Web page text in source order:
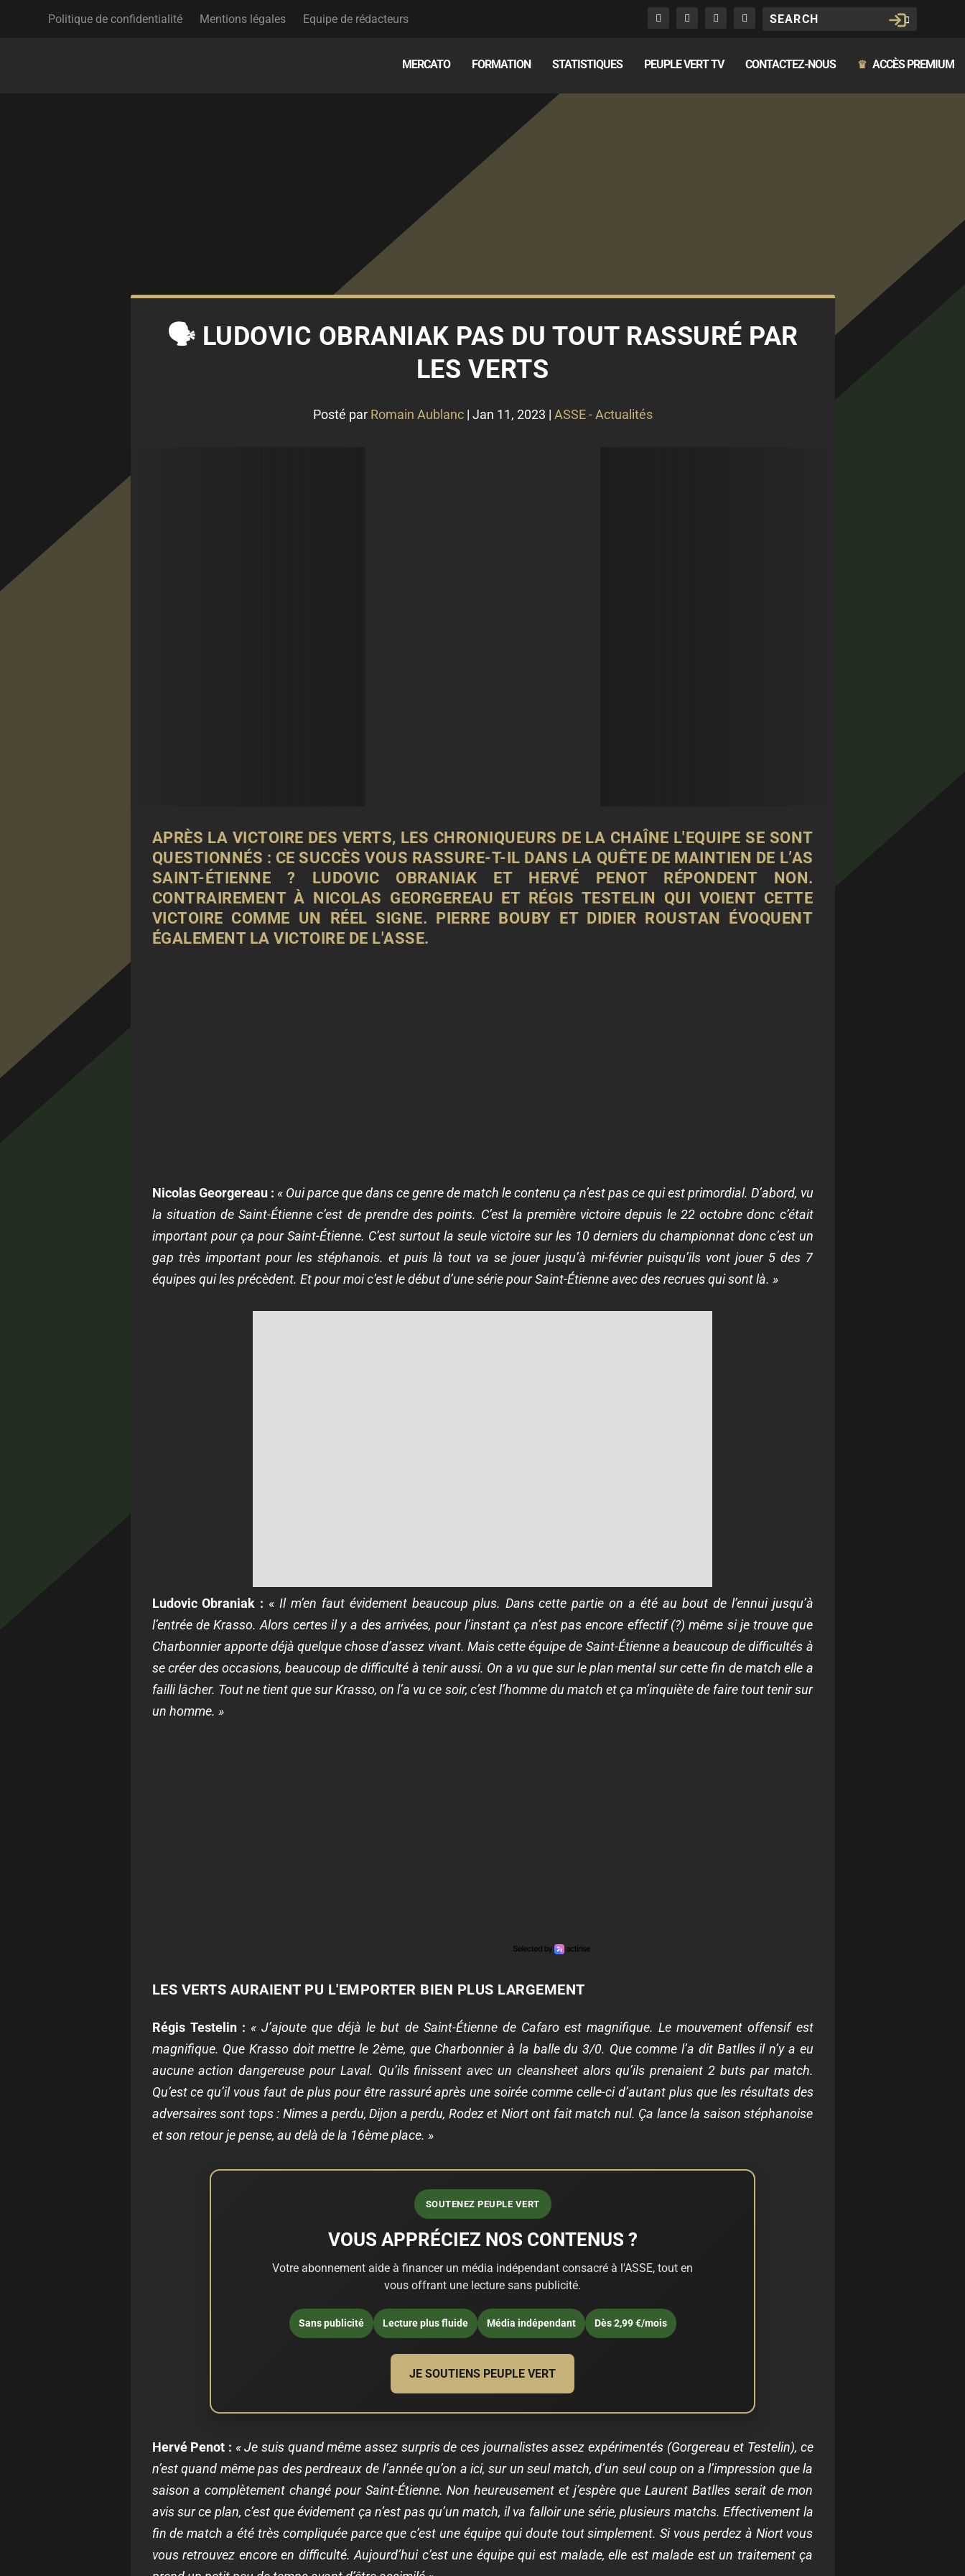
Politique de confidentialité Mentions légales Equipe de rédacteurs
MERCATO FORMATION STATISTIQUES PEUPLE VERT TV CONTACTEZ-NOUS ♛ ACCÈS PREMIUM
🗣 LUDOVIC OBRANIAK PAS DU TOUT RASSURÉ PAR
LES VERTS
Posté par Romain Aublanc| Jan 11, 2023 | ASSE - Actualités
APRÈS LA VICTOIRE DES VERTS, LES CHRONIQUEURS DE LA CHAÎNE L'EQUIPE SE SONT
QUESTIONNÉS : CE SUCCÈS VOUS RASSURE-T-IL DANS LA QUÊTE DE MAINTIEN DE L’AS
SAINT-ÉTIENNE ? LUDOVIC OBRANIAK ET HERVÉ PENOT RÉPONDENT NON.
CONTRAIREMENT À NICOLAS GEORGEREAU ET RÉGIS TESTELIN QUI VOIENT CETTE
VICTOIRE COMME UN RÉEL SIGNE. PIERRE BOUBY ET DIDIER ROUSTAN ÉVOQUENT
ÉGALEMENT LA VICTOIRE DE L'ASSE.
Nicolas Georgereau : « Oui parce que dans ce genre de match le contenu ça n’est pas ce qui est primordial. D’abord, vu
la situation de Saint-Étienne c’est de prendre des points. C’est la première victoire depuis le 22 octobre donc c’était
important pour ça pour Saint-Étienne. C’est surtout la seule victoire sur les 10 derniers du championnat donc c’est un
gap très important pour les stéphanois. et puis là tout va se jouer jusqu’à mi-février puisqu’ils vont jouer 5 des 7
équipes qui les précèdent. Et pour moi c’est le début d’une série pour Saint-Étienne avec des recrues qui sont là. »
Ludovic Obraniak : « Il m’en faut évidement beaucoup plus. Dans cette partie on a été au bout de l’ennui jusqu’à
l’entrée de Krasso. Alors certes il y a des arrivées, pour l’instant ça n’est pas encore effectif (?) même si je trouve que
Charbonnier apporte déjà quelque chose d’assez vivant. Mais cette équipe de Saint-Étienne a beaucoup de difficultés à
se créer des occasions, beaucoup de difficulté à tenir aussi. On a vu que sur le plan mental sur cette fin de match elle a
failli lâcher. Tout ne tient que sur Krasso, on l’a vu ce soir, c’est l’homme du match et ça m’inquiète de faire tout tenir sur
un homme. »
LES VERTS AURAIENT PU L'EMPORTER BIEN PLUS LARGEMENT
Régis Testelin : « J’ajoute que déjà le but de Saint-Étienne de Cafaro est magnifique. Le mouvement offensif est
magnifique. Que Krasso doit mettre le 2ème, que Charbonnier à la balle du 3/0. Que comme l’a dit Batlles il n’y a eu
aucune action dangereuse pour Laval. Qu’ils finissent avec un cleansheet alors qu’ils prenaient 2 buts par match.
Qu’est ce qu’il vous faut de plus pour être rassuré après une soirée comme celle-ci d’autant plus que les résultats des
adversaires sont tops : Nimes a perdu, Dijon a perdu, Rodez et Niort ont fait match nul. Ça lance la saison stéphanoise
et son retour je pense, au delà de la 16ème place. »
SOUTENEZ PEUPLE VERT
VOUS APPRÉCIEZ NOS CONTENUS ?
Votre abonnement aide à financer un média indépendant consacré à l'ASSE, tout en
vous offrant une lecture sans publicité.
Sans publicité Lecture plus fluide Média indépendant Dès 2,99 €/mois
JE SOUTIENS PEUPLE VERT
Hervé Penot : « Je suis quand même assez surpris de ces journalistes assez expérimentés (Gorgereau et Testelin), ce
n’est quand même pas des perdreaux de l’année qu’on a ici, sur un seul match, d’un seul coup on a l’impression que la
saison a complètement changé pour Saint-Étienne. Non heureusement et j’espère que Laurent Batlles serait de mon
avis sur ce plan, c’est que évidement ça n’est pas qu’un match, il va falloir une série, plusieurs matchs. Effectivement la
fin de match a été très compliquée parce que c’est une équipe qui doute tout simplement. Si vous perdez à Niort vous
vous retrouvez encore en difficulté. Aujourd’hui c’est une équipe qui est malade, elle est malade est un traitement ça